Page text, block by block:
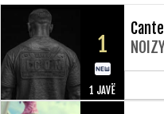
1
1 JAVË